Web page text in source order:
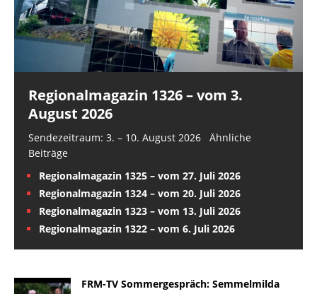
Regionalmagazin 1326 – vom 3.
August 2026
Sendezeitraum: 3. – 10. August 2026 Ähnliche
Beiträge
Regionalmagazin 1325 – vom 27. Juli 2026
Regionalmagazin 1324 – vom 20. Juli 2026
Regionalmagazin 1323 – vom 13. Juli 2026
Regionalmagazin 1322 – vom 6. Juli 2026
FRM-TV Sommergespräch: Semmelmilda